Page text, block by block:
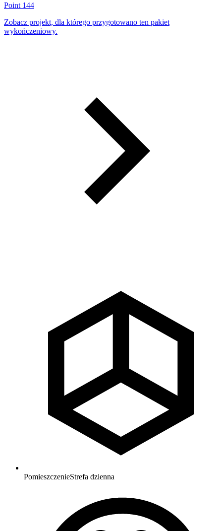
Point 144
Zobacz projekt, dla którego przygotowano ten pakiet
wykończeniowy.
PomieszczenieStrefa dzienna